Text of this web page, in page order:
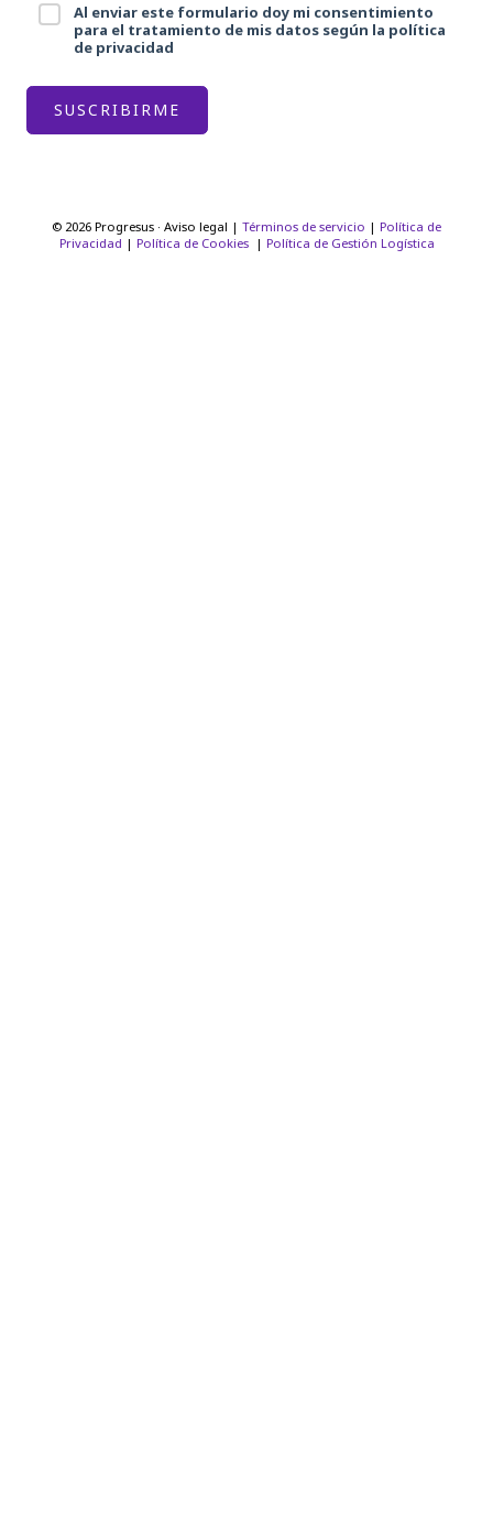
Al enviar este formulario doy mi consentimiento
para el tratamiento de mis datos según la política
de privacidad
© 2026 Progresus · Aviso legal | Términos de servicio | Política de
Privacidad | Política de Cookies| Política de Gestión Logística